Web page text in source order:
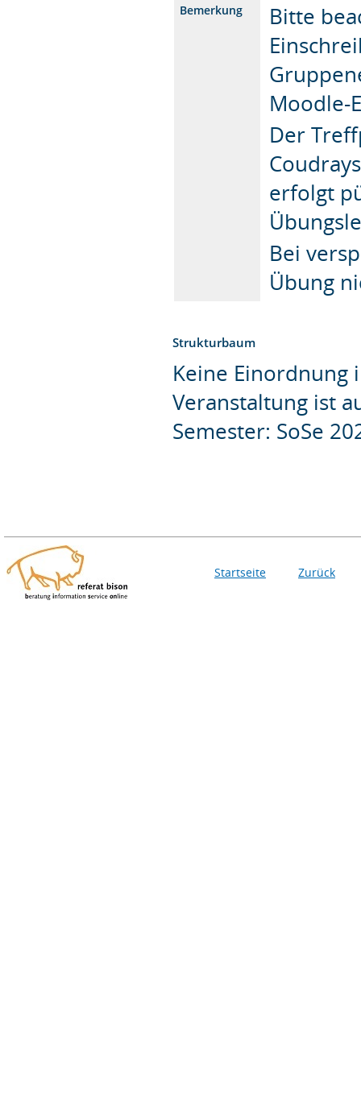
Bemerkung
Bitte
Moodle-
Der
erfolgt
Bei
Übung
Strukturbaum
Keine Einordnung
Veranstaltung ist
Semester: SoSe
Startseite Zurück